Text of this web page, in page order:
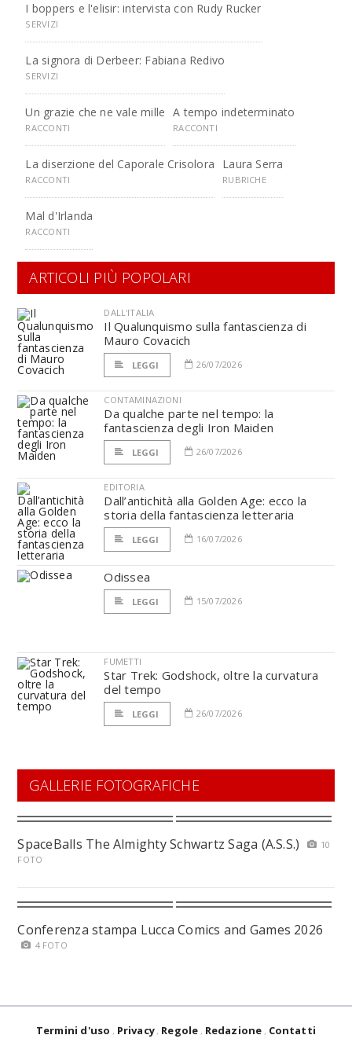
I boppers e l'elisir: intervista con Rudy Rucker
SERVIZI
La signora di Derbeer: Fabiana Redivo
SERVIZI
Un grazie che ne vale mille
RACCONTI
A tempo indeterminato
RACCONTI
La diserzione del Caporale Crisolora
RACCONTI
Laura Serra
RUBRICHE
Mal d'Irlanda
RACCONTI
ARTICOLI PIÙ POPOLARI
DALL'ITALIA
Il Qualunquismo sulla fantascienza di
Mauro Covacich
LEGGI 26/07/2026
CONTAMINAZIONI
Da qualche parte nel tempo: la
fantascienza degli Iron Maiden
LEGGI 26/07/2026
EDITORIA
Dall’antichità alla Golden Age: ecco la
storia della fantascienza letteraria
LEGGI 16/07/2026
Odissea
LEGGI 15/07/2026
FUMETTI
Star Trek: Godshock, oltre la curvatura
del tempo
LEGGI 26/07/2026
GALLERIE FOTOGRAFICHE
SpaceBalls The Almighty Schwartz Saga (A.S.S.)
10
FOTO
Conferenza stampa Lucca Comics and Games 2026
4 FOTO
Termini d'uso Privacy Regole Redazione Contatti